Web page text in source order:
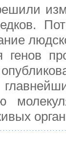
генов